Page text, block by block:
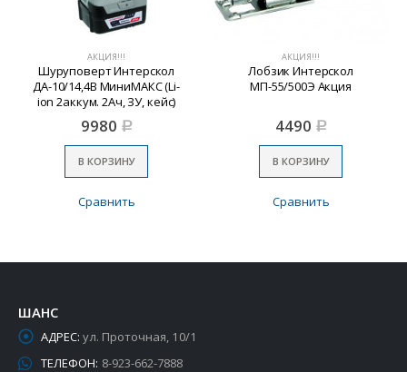
АКЦИЯ!!!
Шуруповерт Интерскол
ДА-10/14,4В МиниМАКС (Li-
ion 2аккум. 2Ач, ЗУ, кейс)
9980 Р
В КОРЗИНУ
Сравнить
АКЦИЯ!!!
Лобзик Интерскол
МП-55/500Э Акция
4490 Р
В КОРЗИНУ
Сравнить
ШАНС
АДРЕС: ул. Проточная, 10/1
ТЕЛЕФОН: 8-923-662-7888